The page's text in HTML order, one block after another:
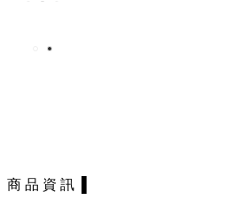
▌ 商 品 資 訊 ▌